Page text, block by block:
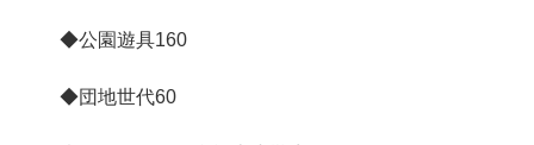
◆公園遊具160
◆団地世代60